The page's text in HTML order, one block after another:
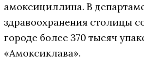
амоксициллина. В
здравоохранения столицы
городе более 370 тысяч
«Амоксиклава».